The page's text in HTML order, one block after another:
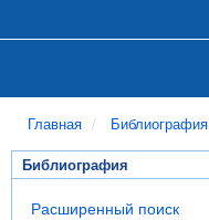
Главная Библиография
Библиография
Расширенный поиск